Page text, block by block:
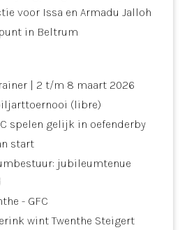
voor Issa en Armadu Jalloh
in Beltrum
| 2 t/m 8 maart 2026
(libre)
spelen gelijk in oefenderby
start
jubileumtenue
- GFC
wint Twenthe Steigert